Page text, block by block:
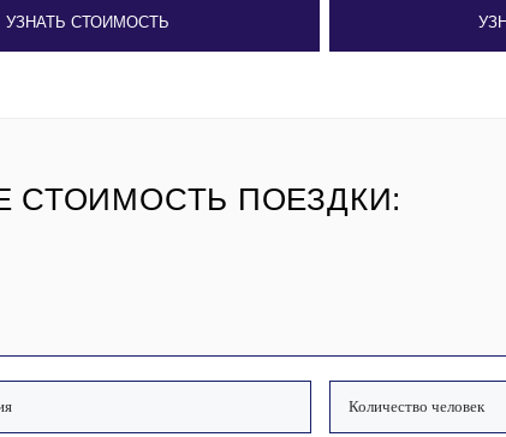
УЗНАТЬ СТОИМОСТЬ
СТОИМОСТЬ ПОЕЗДКИ: